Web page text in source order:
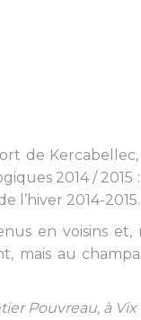
de Kercabellec,
2014 / 2015
l’hiver 2014-2015.
en voisins et,
mais au
Pouvreau, à